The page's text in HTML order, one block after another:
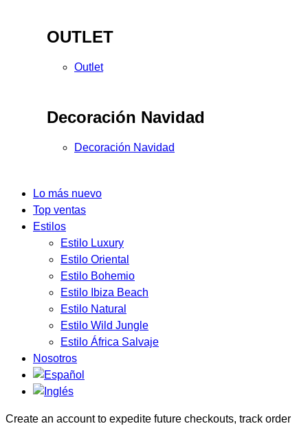
OUTLET
Outlet
Decoración Navidad
Decoración Navidad
Lo más nuevo
Top ventas
Estilos
Estilo Luxury
Estilo Oriental
Estilo Bohemio
Estilo Ibiza Beach
Estilo Natural
Estilo Wild Jungle
Estilo África Salvaje
Nosotros
Create an account to expedite future checkouts, track order